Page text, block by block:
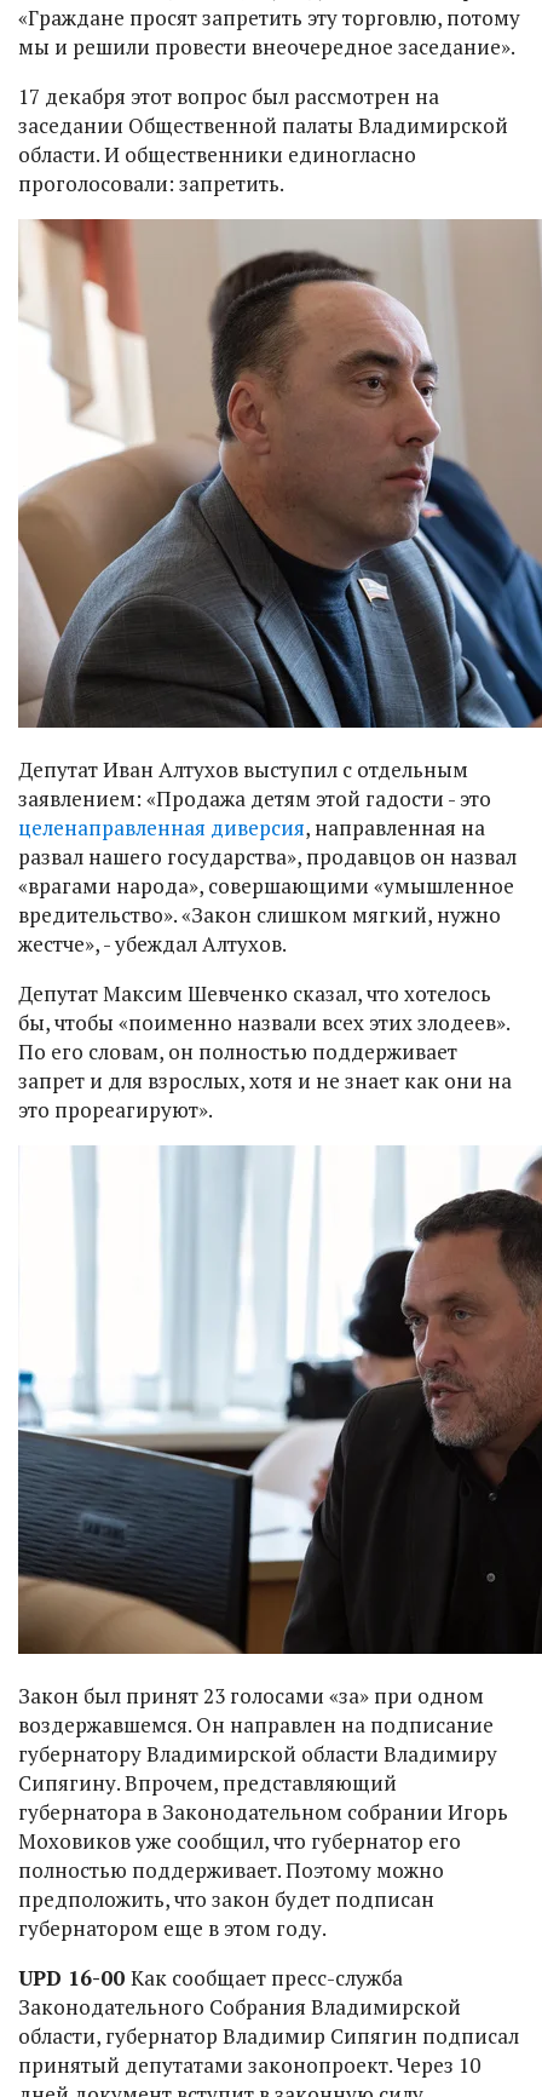
«Граждане просят запретить эту торговлю, потому
мы и решили провести внеочередное заседание».
17 декабря этот вопрос был рассмотрен на
заседании Общественной палаты Владимирской
области. И общественники единогласно
проголосовали: запретить.
Депутат Иван Алтухов выступил с отдельным
заявлением: «Продажа детям этой гадости - это
целенаправленная диверсия, направленная на
развал нашего государства», продавцов он назвал
«врагами народа», совершающими «умышленное
вредительство». «Закон слишком мягкий, нужно
жестче», - убеждал Алтухов.
Депутат Максим Шевченко сказал, что хотелось
бы, чтобы «поименно назвали всех этих злодеев».
По его словам, он полностью поддерживает
запрет и для взрослых, хотя и не знает как они на
это прореагируют».
Закон был принят 23 голосами «за» при одном
воздержавшемся. Он направлен на подписание
губернатору Владимирской области Владимиру
Сипягину. Впрочем, представляющий
губернатора в Законодательном собрании Игорь
Моховиков уже сообщил, что губернатор его
полностью поддерживает. Поэтому можно
предположить, что закон будет подписан
губернатором еще в этом году.
UPD 16-00 Как сообщает пресс-служба
Законодательного Собрания Владимирской
области, губернатор Владимир Сипягин подписал
принятый депутатами законопроект. Через 10